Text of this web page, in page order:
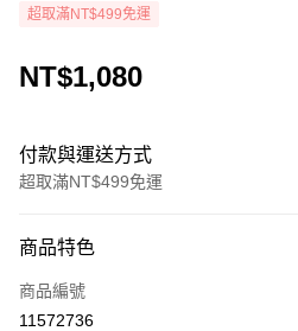
超取滿NT$499免運
NT$1,080
付款與運送方式
超取滿NT$499免運
icash Pay
信用卡一次付款
商品特色
商品編號
11572736